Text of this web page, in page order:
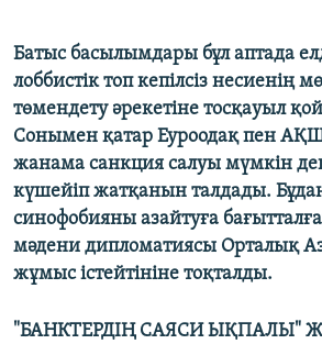
Батыс басылымдары бұл аптада
лоббистік топ кепілсіз несиенің
төмендету әрекетіне тосқауыл
Сонымен қатар Еуроодақ пен
жанама санкция салуы мүмкін
күшейіп жатқанын талдады.
синофобияны азайтуға
мәдени дипломатиясы Орталық
жұмыс істейтініне тоқталды.
"БАНКТЕРДІҢ САЯСИ ЫҚПАЛЫ"